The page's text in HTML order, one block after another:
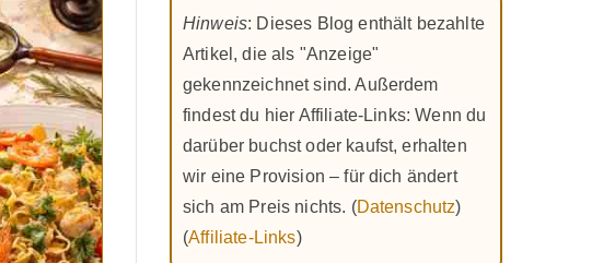
Hinweis: Dieses Blog enthält bezahlte
Artikel, die als "Anzeige"
gekennzeichnet sind. Außerdem
findest du hier Affiliate-Links: Wenn du
darüber buchst oder kaufst, erhalten
wir eine Provision – für dich ändert
sich am Preis nichts. (Datenschutz)
(Affiliate-Links)